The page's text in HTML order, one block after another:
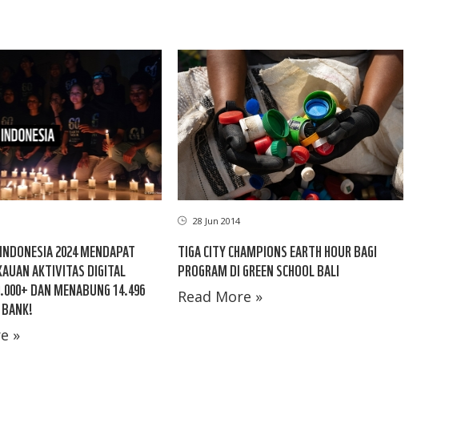
2024 MENDAPAT
AKTIVITAS DIGITAL
DAN MENABUNG 14.496
»
28 Jun 2014
TIGA CITY CHAMPIONS EARTH HOUR BAGI
PROGRAM DI GREEN SCHOOL BALI
Read More »